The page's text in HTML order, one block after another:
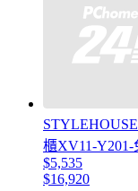
櫃XV11-
$5,535
$16,920